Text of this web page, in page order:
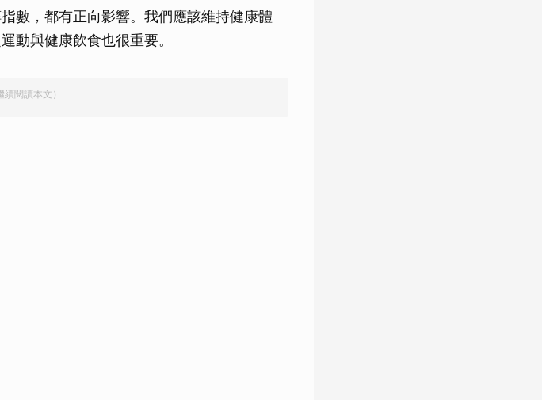
數，都有正向影響。我們應該維持健康體
動與健康飲食也很重要。
閱讀本文）